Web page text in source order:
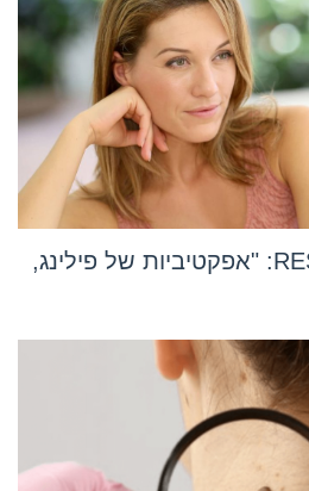
הכירי את ה- RESURFX: "אפקטיביות של פילינג,